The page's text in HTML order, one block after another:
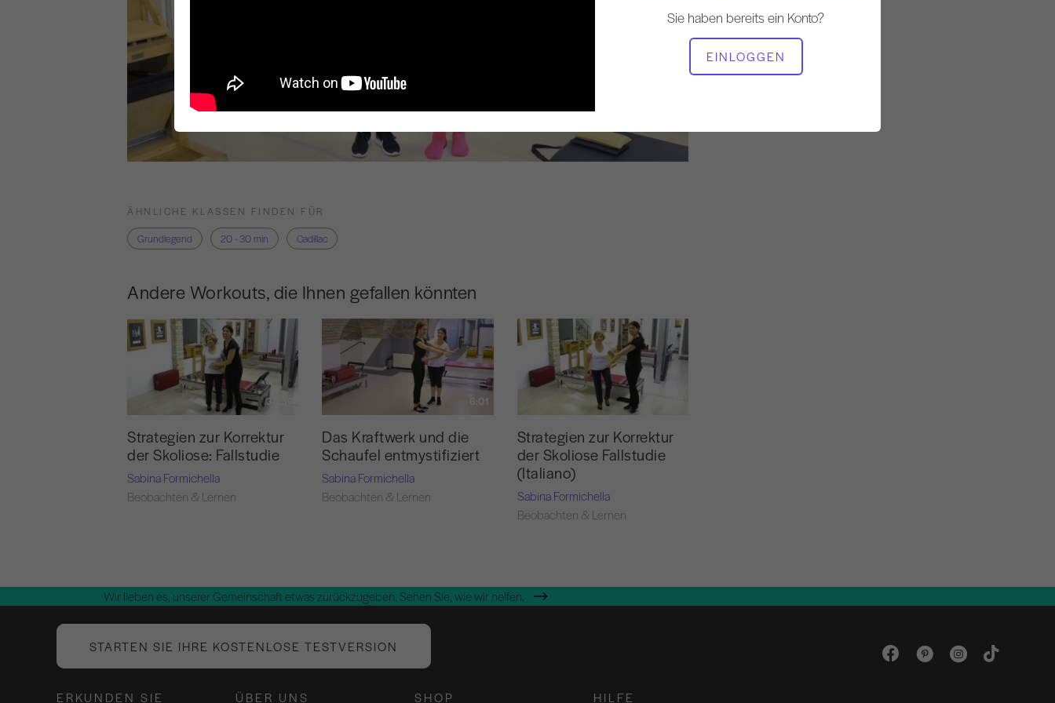
Sie haben bereits ein Konto?
EINLOGGEN
BENÖTIGTE AUSRÜSTUNG
Cadillac
ÄHNLICHE KLASSEN FINDEN FÜR
Grundlegend
20 - 30 min Cadillac
Andere Workouts, die Ihnen gefallen könnten
38:36
Strategien zur Korrektur
der Skoliose: Fallstudie
Sabina Formichella
Beobachten & Lernen
6:01
Das Kraftwerk und die
Schaufel entmystifiziert
Sabina Formichella
Beobachten & Lernen
Strategien zur Korrektur
der Skoliose Fallstudie
(Italiano)
Sabina Formichella
Beobachten & Lernen
Wir lieben es, unserer Gemeinschaft etwas zurückzugeben. Sehen Sie, wie wir helfen.
STARTEN SIE IHRE KOSTENLOSE TESTVERSION
ERKUNDEN SIE ÜBER UNS SHOP HILFE